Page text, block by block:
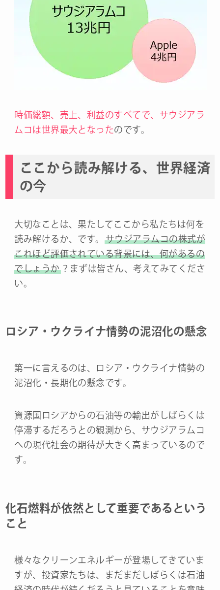
時価総額、売上、利益のすべてで、サウジアラ
ムコは世界最大となったのです。
ここから読み解ける、世界経済
の今
大切なことは、果たしてここから私たちは何を
読み解けるか、です。
サウジアラムコの株式が
これほど評価されている背景には、何があるの
でしょうか？まずは皆さん、考えてみてくださ
い。
ロシア・ウクライナ情勢の泥沼化の懸念
第一に言えるのは、ロシア・ウクライナ情勢の
泥沼化・長期化の懸念です。
資源国ロシアからの石油等の輸出がしばらくは
停滞するだろうとの観測から、サウジアラムコ
への現代社会の期待が大きく高まっているので
す。
化石燃料が依然として重要であるという
こと
様々なクリーンエネルギーが登場してきていま
すが、投資家たちは、まだまだしばらくは石油